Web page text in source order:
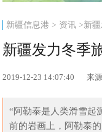
新疆信息港 > 资讯 >新
新疆发力冬季
2019-12-23 14:07:40 来
“阿勒泰是人类滑雪起
前的岩画上，阿勒泰